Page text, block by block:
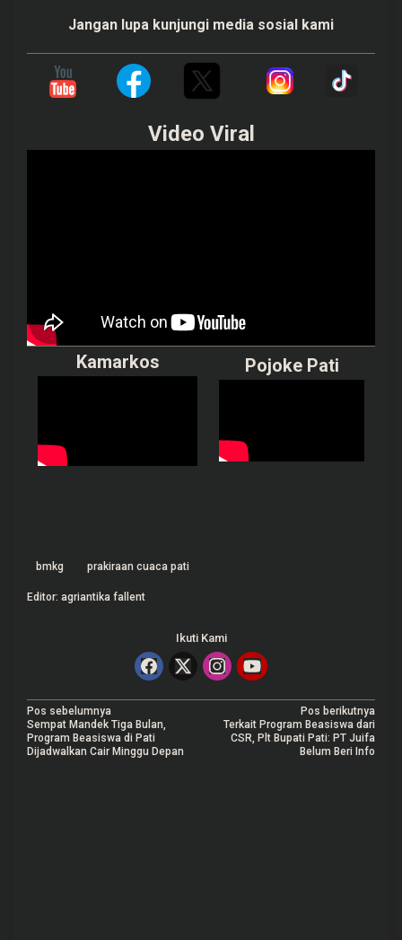
Jangan lupa kunjungi media sosial kami
Video Viral
Kamarkos Pojoke Pati
bmkg prakiraan cuaca pati
Editor: agriantika fallent
Ikuti Kami
N
a
Pos sebelumnya
Sempat Mandek Tiga Bulan,
Program Beasiswa di Pati
Dijadwalkan Cair Minggu Depan
Pos berikutnya
Terkait Program Beasiswa dari
CSR, Plt Bupati Pati: PT Juifa
Belum Beri Info